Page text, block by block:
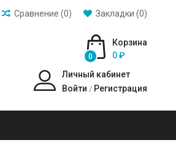
Закладки (0)
Сравнение (0)
Корзина
0
0 ₽
Личный кабинет
Войти / Регистрация